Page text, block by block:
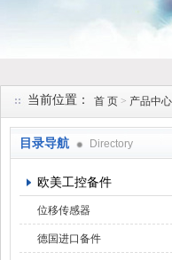
当前位置： 首 页 > 产品中心
目录导航 Directory
欧美工控备件
位移传感器
德国进口备件